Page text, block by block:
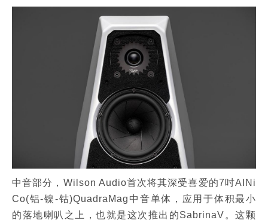
中音部分，Wilson Audio首次将其深受喜爱的7吋AINi
Co(铝-镍-钴)QuadraMag中音单体，应用于体积最小
的落地喇叭之上，也就是这次推出的SabrinaV。这颗